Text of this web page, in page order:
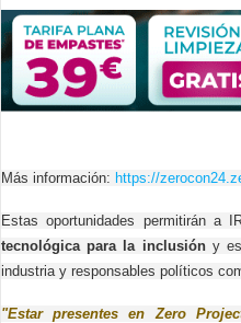
Más información: https://
Estas oportunidades permitirán a
tecnológica para la inclusióny
industria y responsables políticos
"Estar presentes en Zero